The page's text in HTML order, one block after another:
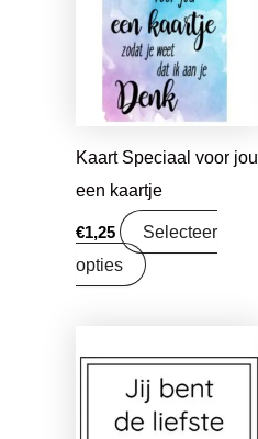
Kaart Speciaal voor jou
een kaartje
€1,25
Selecteer
opties